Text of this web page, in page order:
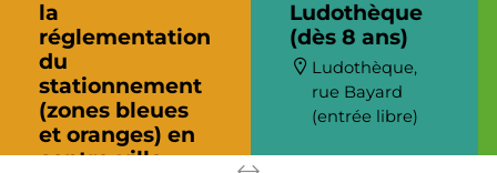
la
réglementation
du
stationnement
(zones bleues
et oranges) en
centre-ville
Ludothèque
(dès 8 ans)
Ludothèque,
rue Bayard
(entrée libre)